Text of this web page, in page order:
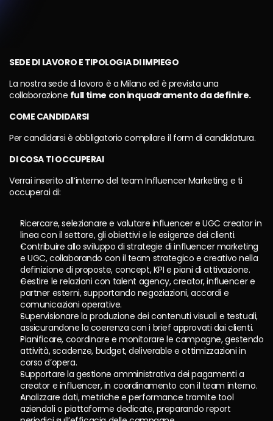
Gestione EX Enpals
SEDE DI LAVORO E TIPOLOGIA DI IMPIEGO
La nostra sede di lavoro è a Milano ed è prevista una
collaborazione full time con inquadramento da definire.
COME CANDIDARSI
Per candidarsi è obbligatorio compilare il form di candidatura.
DI COSA TI OCCUPERAI
Verrai inserito all’interno del team Influencer Marketing e ti
occuperai di:
Ricercare, selezionare e valutare influencer e UGC creator in
linea con il settore, gli obiettivi e le esigenze dei clienti.
Contribuire allo sviluppo di strategie di influencer marketing
e UGC, collaborando con il team strategico e creativo nella
definizione di proposte, concept, KPI e piani di attivazione.
Gestire le relazioni con talent agency, creator, influencer e
partner esterni, supportando negoziazioni, accordi e
comunicazioni operative.
Supervisionare la produzione dei contenuti visuali e testuali,
assicurandone la coerenza con i brief approvati dai clienti.
Pianificare, coordinare e monitorare le campagne, gestendo
attività, scadenze, budget, deliverable e ottimizzazioni in
corso d’opera.
Supportare la gestione amministrativa dei pagamenti a
creator e influencer, in coordinamento con il team interno.
Analizzare dati, metriche e performance tramite tool
aziendali o piattaforme dedicate, preparando report